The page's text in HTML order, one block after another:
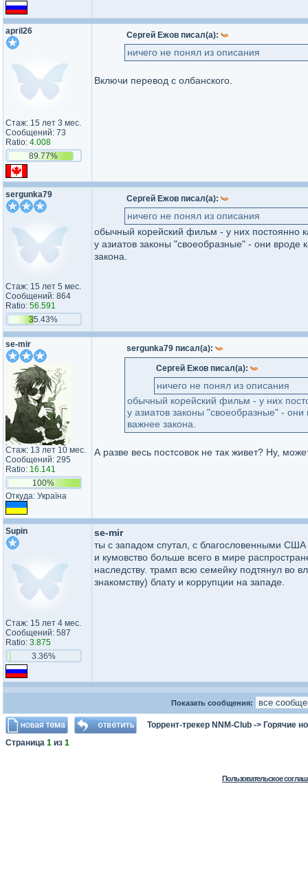
april26
Стаж: 15 лет 3 мес.
Сообщений: 73
Ratio: 4.008
89.77%
Сергей Ежов писал(а):
ничего не понял из описания
Включи перевод с олбанского.
sergunka79
Стаж: 15 лет 5 мес.
Сообщений: 864
Ratio: 56.591
35.43%
Сергей Ежов писал(а):
ничего не понял из описания
обычный корейский фильм - у них постоянно
у азиатов законы "своеобразные" - они вроде
закона.
se-mir
Стаж: 13 лет 10 мес.
Сообщений: 295
Ratio: 16.141
100%
Откуда: Україна
sergunka79 писал(а):
Сергей Ежов писал(а):
ничего не понял из описания
обычный корейский фильм - у них
у азиатов законы "своеобразные" -
важнее закона.
А разве весь постсовок не так живет? Ну,
Supin
Стаж: 15 лет 4 мес.
Сообщений: 587
Ratio: 3.875
3.36%
se-mir
ты с западом спутал, с благословенными
и кумовство больше всего в мире
наследству. трамп всю семейку подтянул во
знакомству) блату и коррупции на западе.
Показать сообщения:
Торрент-трекер NNM-Club -> Горячие
Страница 1 из 1
Пользовательское